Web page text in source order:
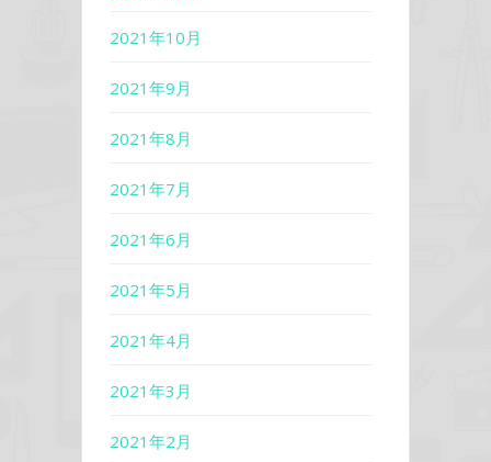
2021年10月
2021年9月
2021年8月
2021年7月
2021年6月
2021年5月
2021年4月
2021年3月
2021年2月